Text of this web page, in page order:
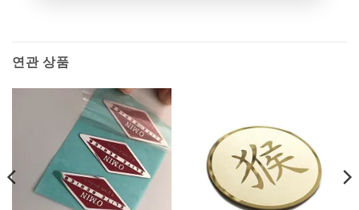
연관 상품